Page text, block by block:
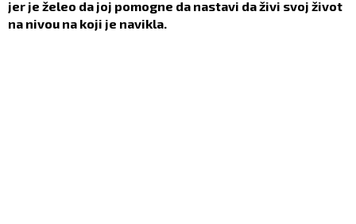
jer je želeo da joj pomogne da nastavi da živi svoj život
na nivou na koji je navikla.